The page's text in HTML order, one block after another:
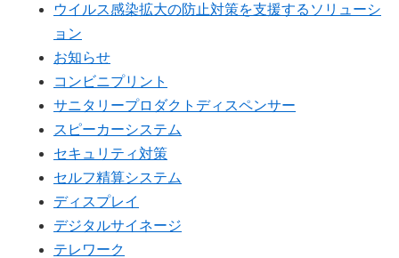
ウイルス感染拡大の防止対策を支援するソリューシ
ョン
お知らせ
コンビニプリント
サニタリープロダクトディスペンサー
スピーカーシステム
セキュリティ対策
セルフ精算システム
ディスプレイ
デジタルサイネージ
テレワーク